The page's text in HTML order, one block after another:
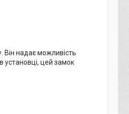
Він надає можливість
установці, цей замок